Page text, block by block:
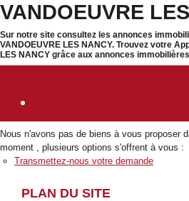
VANDOEUVRE
Sur notre site consultez les annonces
VANDOEUVRE LES NANCY. Trouvez votre
LES NANCY grâce aux annonces
Nous n'avons pas de biens à vous proposer
moment , plusieurs options s'offrent à vous :
Transmettez-nous votre demande
PLAN DU SITE